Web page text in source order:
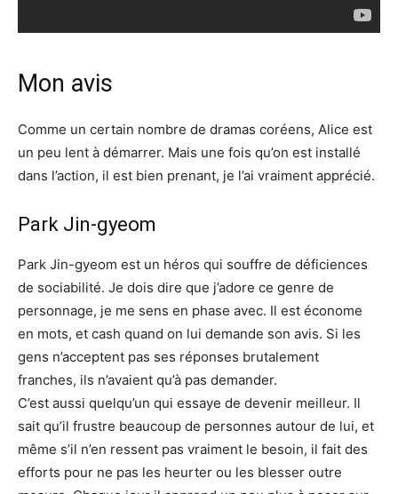
Mon avis
Comme un certain nombre de dramas coréens, Alice est
un peu lent à démarrer. Mais une fois qu’on est installé
dans l’action, il est bien prenant, je l’ai vraiment apprécié.
Park Jin-gyeom
Park Jin-gyeom est un héros qui souffre de déficiences
de sociabilité. Je dois dire que j’adore ce genre de
personnage, je me sens en phase avec. Il est économe
en mots, et cash quand on lui demande son avis. Si les
gens n’acceptent pas ses réponses brutalement
franches, ils n’avaient qu’à pas demander.
C’est aussi quelqu’un qui essaye de devenir meilleur. Il
sait qu’il frustre beaucoup de personnes autour de lui, et
même s’il n’en ressent pas vraiment le besoin, il fait des
efforts pour ne pas les heurter ou les blesser outre